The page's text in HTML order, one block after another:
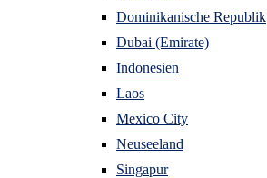
Dominikanische Republik
Dubai (Emirate)
Indonesien
Laos
Mexico City
Neuseeland
Singapur